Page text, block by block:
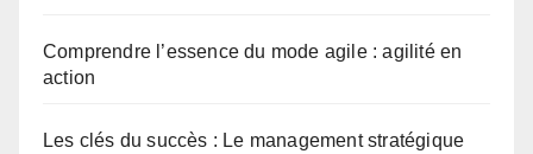
Comprendre l’essence du mode agile : agilité en
action
Les clés du succès : Le management stratégique